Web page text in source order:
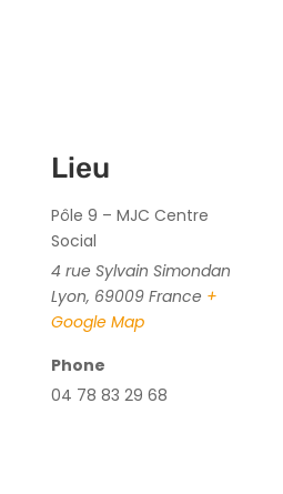
Lieu
Pôle 9 – MJC Centre
Social
4 rue Sylvain Simondan
Lyon, 69009 France +
Google Map
Phone
04 78 83 29 68